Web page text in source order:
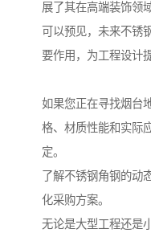
展了其在高端装饰领
可以预见，未来不锈
要作用，为工程设计
如果您正在寻找烟台
格、材质性能和实际
定。
了解不锈钢角钢的动
化采购方案。
无论是大型工程还是